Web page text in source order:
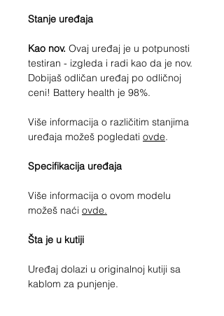
Stanje uređaja
Kao nov. Ovaj uređaj je u potpunosti
testiran - izgleda i radi kao da je nov.
Dobijaš odličan uređaj po odličnoj
ceni! Battery health je 98%.
Više informacija o različitim stanjima
uređaja možeš pogledati ovde.
Specifikacija uređaja
Više informacija o ovom modelu
možeš naći ovde.
Šta je u kutiji
Uređaj dolazi u originalnoj kutiji sa
kablom za punjenje.